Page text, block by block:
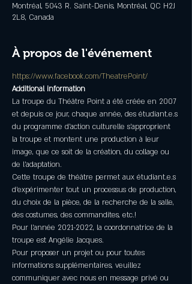
Montréal, 5043 R. Saint-Denis, Montréal, QC H2J
2L8, Canada
À propos de l'événement
https://www.facebook.com/TheatrePoint/
Additional information
La troupe du Théâtre Point a été créée en 2007
et depuis ce jour, chaque année, des étudiant.e.s
du programme d'action culturelle s'approprient
la troupe et montent une production à leur
image, que ce soit de la création, du collage ou
de l'adaptation.
Cette troupe de théâtre permet aux étudiant.e.s
d'expérimenter tout un processus de production,
du choix de la pièce, de la recherche de la salle,
des costumes, des commandites, etc.!
Pour l'année 2021-2022, la coordonnatrice de la
troupe est Angélie Jacques.
Pour proposer un projet ou pour toutes
informations supplémentaires, veuillez
communiquer avec nous en message privé ou